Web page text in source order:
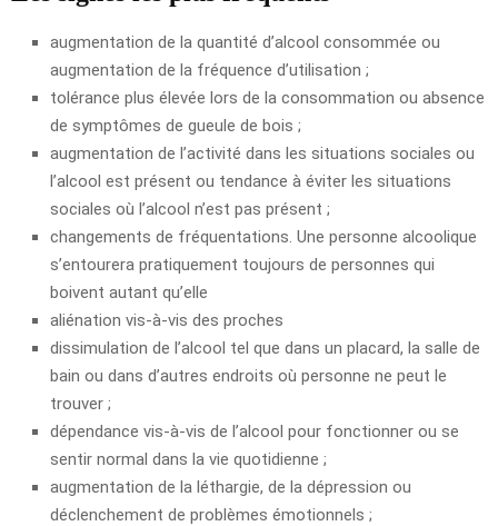
augmentation de la quantité d’alcool consommée ou
augmentation de la fréquence d’utilisation ;
tolérance plus élevée lors de la consommation ou absence
de symptômes de gueule de bois ;
augmentation de l’activité dans les situations sociales ou
l’alcool est présent ou tendance à éviter les situations
sociales où l’alcool n’est pas présent ;
changements de fréquentations. Une personne alcoolique
s’entourera pratiquement toujours de personnes qui
boivent autant qu’elle
aliénation vis-à-vis des proches
dissimulation de l’alcool tel que dans un placard, la salle de
bain ou dans d’autres endroits où personne ne peut le
trouver ;
dépendance vis-à-vis de l’alcool pour fonctionner ou se
sentir normal dans la vie quotidienne ;
augmentation de la léthargie, de la dépression ou
déclenchement de problèmes émotionnels ;